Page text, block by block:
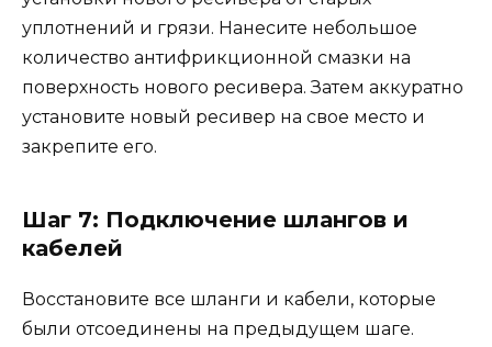
уплотнений и грязи. Нанесите небольшое
количество антифрикционной смазки на
поверхность нового ресивера. Затем аккуратно
установите новый ресивер на свое место и
закрепите его.
Шаг 7: Подключение шлангов и
кабелей
Восстановите все шланги и кабели, которые
были отсоединены на предыдущем шаге.